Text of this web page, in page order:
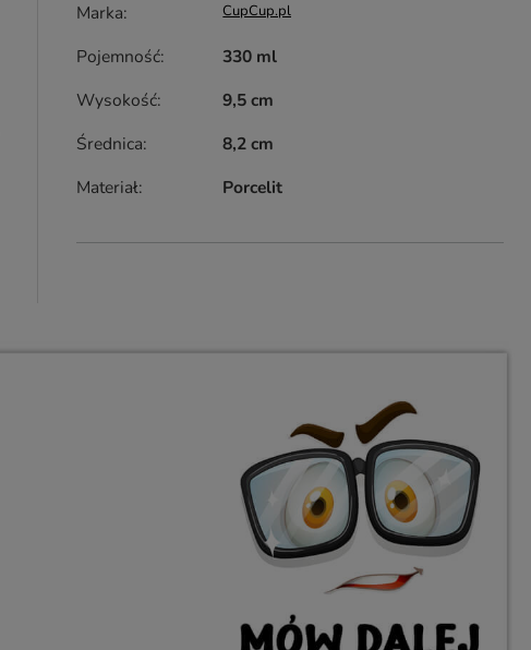
Marka CupCup.pl
Pojemność
330 ml
Wysokość
9,5 cm
Średnica
8,2 cm
Materiał
Porcelit